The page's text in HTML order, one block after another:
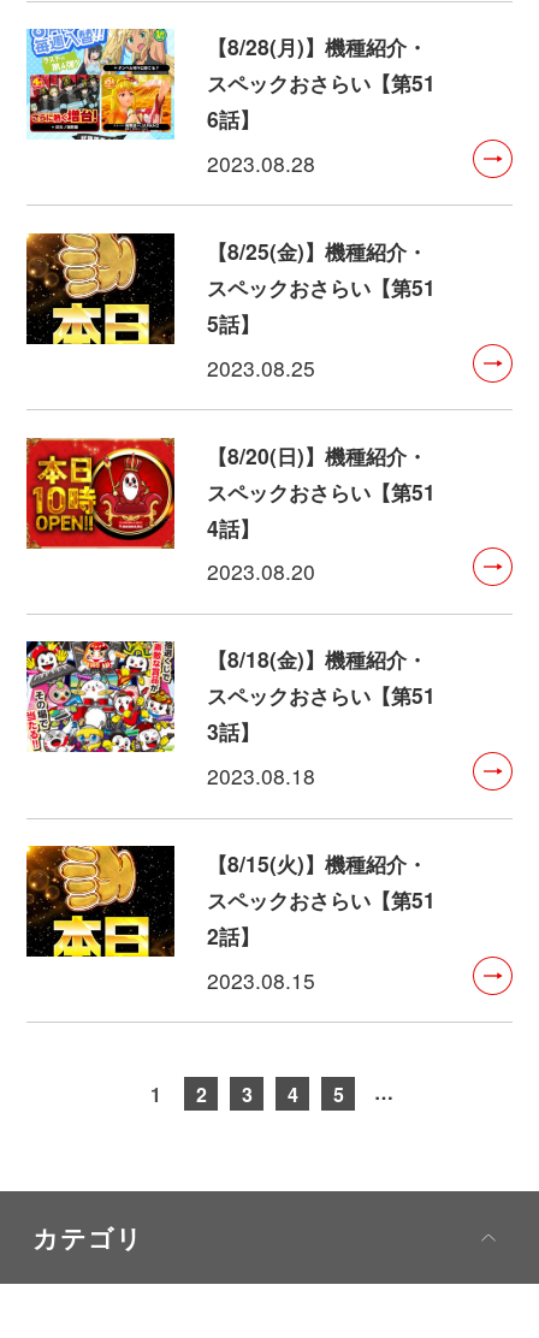
【8/28(月)】機種紹介・
スペックおさらい【第51
6話】
2023.08.28
【8/25(金)】機種紹介・
スペックおさらい【第51
5話】
2023.08.25
【8/20(日)】機種紹介・
スペックおさらい【第51
4話】
2023.08.20
【8/18(金)】機種紹介・
スペックおさらい【第51
3話】
2023.08.18
【8/15(火)】機種紹介・
スペックおさらい【第51
2話】
2023.08.15
1 2 3 4 5 …
カテゴリ